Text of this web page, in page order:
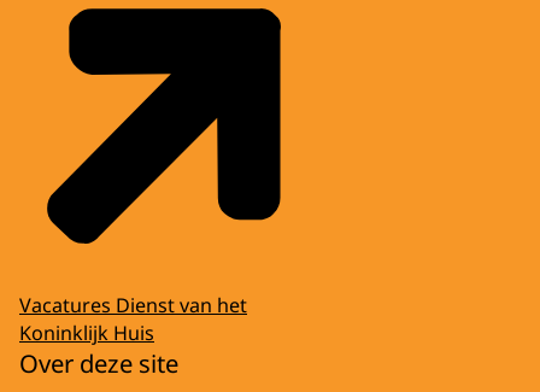
Vacatures Dienst van het
Koninklijk Huis
Over deze site